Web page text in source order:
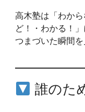
高木塾は「わか
ど！・わかる！
つまづいた瞬間を
誰のた